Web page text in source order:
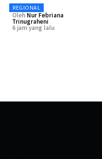
REGIONAL
Oleh Nur Febriana
Trinugraheni
6 jam yang lalu